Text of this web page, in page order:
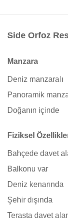
Side Orfoz
Manzara
Deniz manzaralı
Panoramik
Doğanın içinde
Fiziksel
Bahçede davet
Balkonu var
Deniz kenarında
Şehir dışında
Terasta davet